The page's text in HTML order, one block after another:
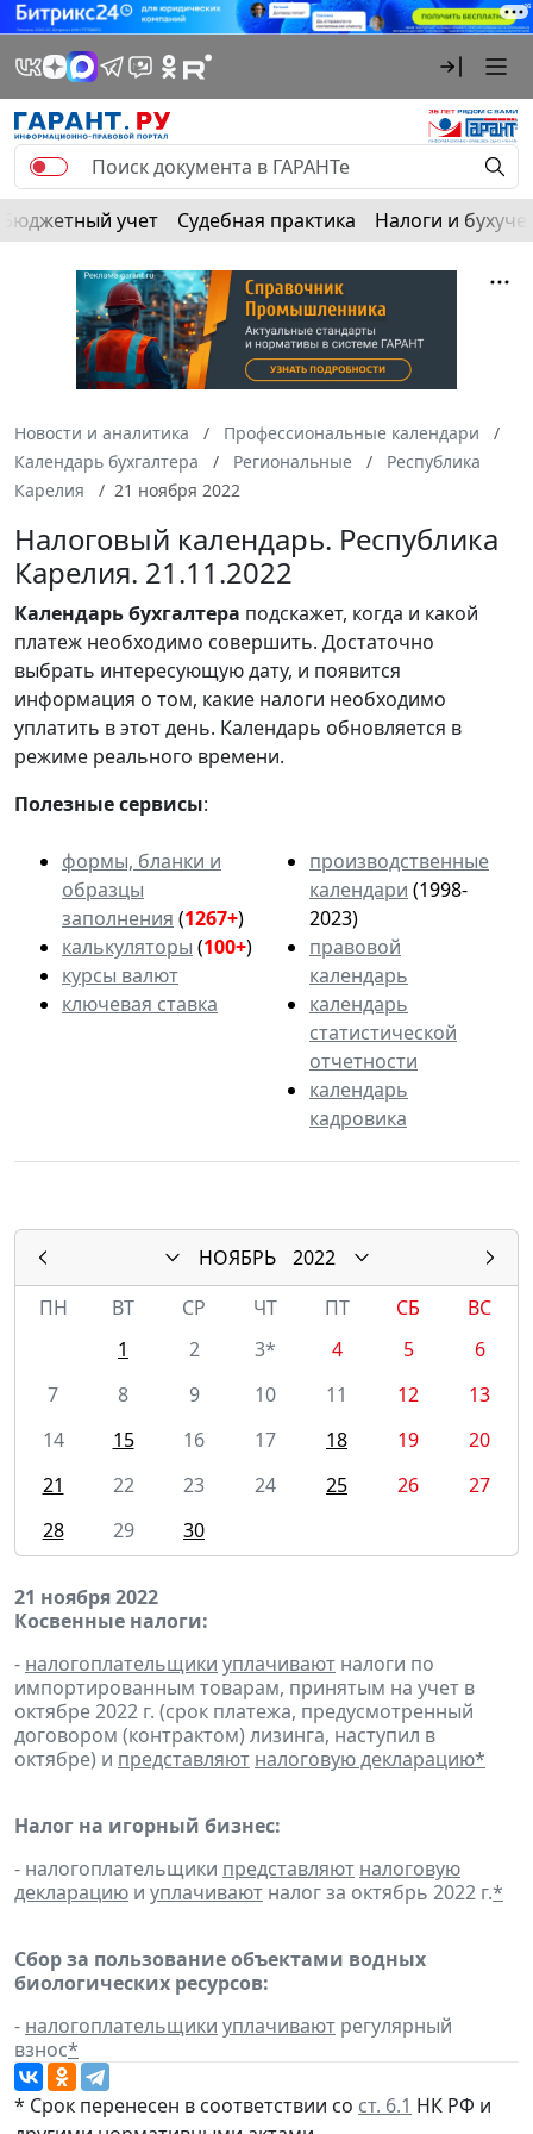
Бюджетный учет Судебная практика Налоги и
Новости и аналитика
Профессиональные календари
Календарь бухгалтера
Региональные
Республика
Карелия
21 ноября 2022
Налоговый календарь. Республика
Карелия. 21.11.2022
Календарьбухгалтера подскажет, когда и какой
платеж необходимо совершить. Достаточно
выбрать интересующую дату, и появится
информация о том, какие налоги необходимо
уплатить в этот день. Календарь обновляется в
режиме реального времени.
Полезные сервисы:
формы, бланки и
образцы
заполнения (1267+)
калькуляторы (100+)
курсы валют
ключевая ставка
производственные
календари (1998-
2023)
правовой
календарь
календарь
статистической
отчетности
календарь
кадровика
НОЯБРЬ
2022
ПН
ВТ СР ЧТ ПТ СБ
ВС
1
2 3* 4 5
6
7
8 9 10 11 12
13
14
15 16 17 18 19
20
21
22 23 24 25 26
27
28
29 30
21 ноября 2022
Косвенные налоги:
- налогоплательщики уплачивают налоги по
импортированным товарам, принятым на учет в
октябре 2022 г. (срок платежа, предусмотренный
договором (контрактом) лизинга, наступил в
октябре) и представляют налоговую декларацию*
Налог на игорный бизнес:
- налогоплательщики представляют налоговую
декларацию и уплачивают налог за октябрь 2022 г.*
Сбор за пользование объектами водных
биологических ресурсов:
- налогоплательщики уплачивают регулярный
взнос*
* Срок перенесен в соответствии со ст. 6.1 НК РФ и